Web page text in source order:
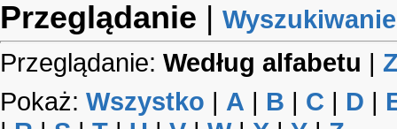
Przeglądanie
Wyszukiwanie
Przeglądanie: Według alfabetu |
Pokaż: Wszystko | A | B | C | D |